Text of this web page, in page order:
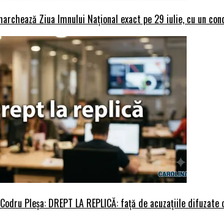
Ziua Imnului Național exact pe 29 iulie, cu un
Pleșa: DREPT LA REPLICĂ: față de acuzațiile